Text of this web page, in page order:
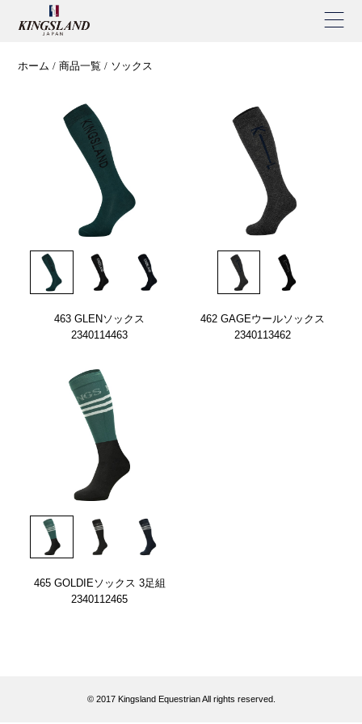
ホーム 商品一覧 ソックス
463 GLENソックス
2340114463
462 GAGEウールソックス
2340113462
465 GOLDIEソックス 3足組
2340112465
© 2017 Kingsland Equestrian All rights reserved.